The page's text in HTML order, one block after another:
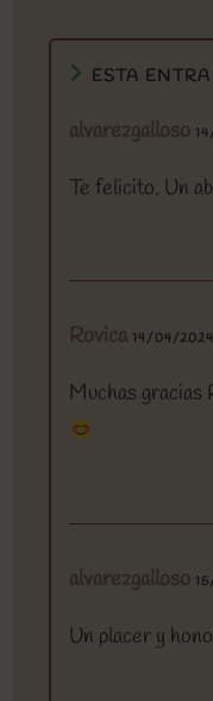
ESTA
alvarezgalloso
Te felicito. Un
Rovica 14/04/2024
Muchas gracias
alvarezgalloso
Un placer y